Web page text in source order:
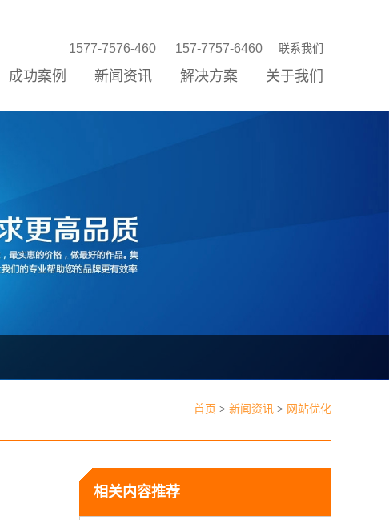
1577-7576-460 157-7757-6460 联系我们
成功案例 新闻资讯 解决方案 关于我们
网站优化
网络营销
微信公众平台
进销存新零售
首页 > 新闻资讯 > 网站优化
相关内容推荐